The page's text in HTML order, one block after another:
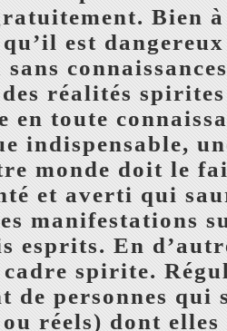
Bien
est
sans
réalités
en toute
indispensable,
monde doit le
et averti qui
manifestations
esprits. En
spirite.
de personnes qui
ou réels) dont